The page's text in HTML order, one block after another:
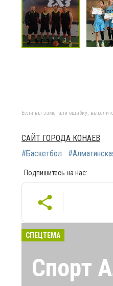
Если вы заметили ошибку,
САЙТ ГОРОДА КОНАЕВ
#Баскетбол
Подпишитесь на нас:
СПЕЦТЕМА
Спорт